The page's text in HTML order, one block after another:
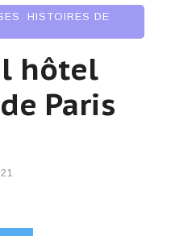
, HISTOIRES DE
hôtel
Paris